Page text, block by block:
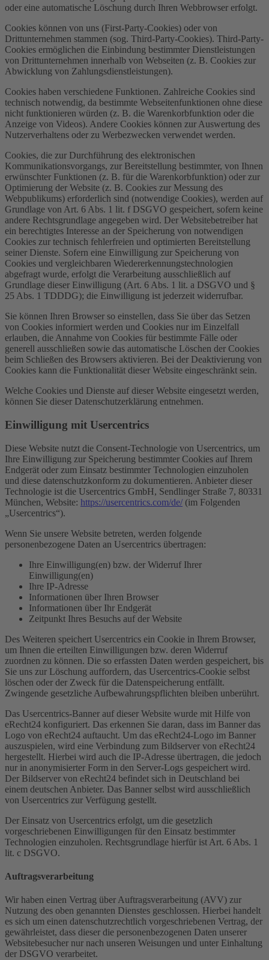
oder eine automatische Löschung durch Ihren Webbrowser erfolgt.
Cookies können von uns (First-Party-Cookies) oder von
Drittunternehmen stammen (sog. Third-Party-Cookies). Third-Party-
Cookies ermöglichen die Einbindung bestimmter Dienstleistungen
von Drittunternehmen innerhalb von Webseiten (z. B. Cookies zur
Abwicklung von Zahlungsdienstleistungen).
Cookies haben verschiedene Funktionen. Zahlreiche Cookies sind
technisch notwendig, da bestimmte Webseitenfunktionen ohne diese
nicht funktionieren würden (z. B. die Warenkorbfunktion oder die
Anzeige von Videos). Andere Cookies können zur Auswertung des
Nutzerverhaltens oder zu Werbezwecken verwendet werden.
Cookies, die zur Durchführung des elektronischen
Kommunikationsvorgangs, zur Bereitstellung bestimmter, von Ihnen
erwünschter Funktionen (z. B. für die Warenkorbfunktion) oder zur
Optimierung der Website (z. B. Cookies zur Messung des
Webpublikums) erforderlich sind (notwendige Cookies), werden auf
Grundlage von Art. 6 Abs. 1 lit. f DSGVO gespeichert, sofern keine
andere Rechtsgrundlage angegeben wird. Der Websitebetreiber hat
ein berechtigtes Interesse an der Speicherung von notwendigen
Cookies zur technisch fehlerfreien und optimierten Bereitstellung
seiner Dienste. Sofern eine Einwilligung zur Speicherung von
Cookies und vergleichbaren Wiedererkennungstechnologien
abgefragt wurde, erfolgt die Verarbeitung ausschließlich auf
Grundlage dieser Einwilligung (Art. 6 Abs. 1 lit. a DSGVO und §
25 Abs. 1 TDDDG); die Einwilligung ist jederzeit widerrufbar.
Sie können Ihren Browser so einstellen, dass Sie über das Setzen
von Cookies informiert werden und Cookies nur im Einzelfall
erlauben, die Annahme von Cookies für bestimmte Fälle oder
generell ausschließen sowie das automatische Löschen der Cookies
beim Schließen des Browsers aktivieren. Bei der Deaktivierung von
Cookies kann die Funktionalität dieser Website eingeschränkt sein.
Welche Cookies und Dienste auf dieser Website eingesetzt werden,
können Sie dieser Datenschutzerklärung entnehmen.
Einwilligung mit Usercentrics
Diese Website nutzt die Consent-Technologie von Usercentrics, um
Ihre Einwilligung zur Speicherung bestimmter Cookies auf Ihrem
Endgerät oder zum Einsatz bestimmter Technologien einzuholen
und diese datenschutzkonform zu dokumentieren. Anbieter dieser
Technologie ist die Usercentrics GmbH, Sendlinger Straße 7, 80331
München, Website: https://usercentrics.com/de/ (im Folgenden
„Usercentrics“).
Wenn Sie unsere Website betreten, werden folgende
personenbezogene Daten an Usercentrics übertragen:
Ihre Einwilligung(en) bzw. der Widerruf Ihrer
Einwilligung(en)
Ihre IP-Adresse
Informationen über Ihren Browser
Informationen über Ihr Endgerät
Zeitpunkt Ihres Besuchs auf der Website
Des Weiteren speichert Usercentrics ein Cookie in Ihrem Browser,
um Ihnen die erteilten Einwilligungen bzw. deren Widerruf
zuordnen zu können. Die so erfassten Daten werden gespeichert, bis
Sie uns zur Löschung auffordern, das Usercentrics-Cookie selbst
löschen oder der Zweck für die Datenspeicherung entfällt.
Zwingende gesetzliche Aufbewahrungspflichten bleiben unberührt.
Das Usercentrics-Banner auf dieser Website wurde mit Hilfe von
eRecht24 konfiguriert. Das erkennen Sie daran, dass im Banner das
Logo von eRecht24 auftaucht. Um das eRecht24-Logo im Banner
auszuspielen, wird eine Verbindung zum Bildserver von eRecht24
hergestellt. Hierbei wird auch die IP-Adresse übertragen, die jedoch
nur in anonymisierter Form in den Server-Logs gespeichert wird.
Der Bildserver von eRecht24 befindet sich in Deutschland bei
einem deutschen Anbieter. Das Banner selbst wird ausschließlich
von Usercentrics zur Verfügung gestellt.
Der Einsatz von Usercentrics erfolgt, um die gesetzlich
vorgeschriebenen Einwilligungen für den Einsatz bestimmter
Technologien einzuholen. Rechtsgrundlage hierfür ist Art. 6 Abs. 1
lit. c DSGVO.
Auftragsverarbeitung
Wir haben einen Vertrag über Auftragsverarbeitung (AVV) zur
Nutzung des oben genannten Dienstes geschlossen. Hierbei handelt
es sich um einen datenschutzrechtlich vorgeschriebenen Vertrag, der
gewährleistet, dass dieser die personenbezogenen Daten unserer
Websitebesucher nur nach unseren Weisungen und unter Einhaltung
der DSGVO verarbeitet.